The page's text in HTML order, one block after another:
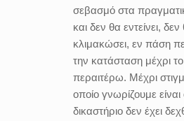
σεβασμό στα
και δεν θα εντείνει, δεν
κλιμακώσει, εν πάση
την κατάσταση μέχρι
περαιτέρω. Μέχρι
οποίο γνωρίζουμε είναι
δικαστήριο δεν έχει